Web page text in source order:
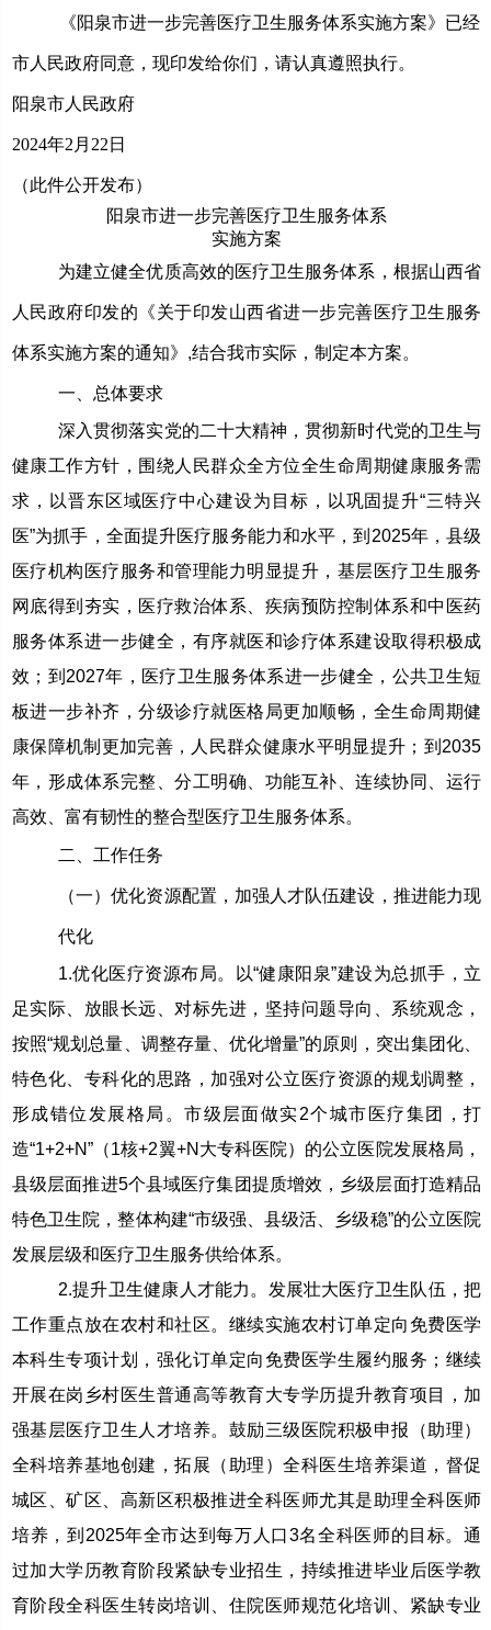
《阳泉市进一步完善医疗卫生服务体系实施方案》已经
市人民政府同意，现印发给你们，请认真遵照执行。
阳泉市人民政府
2024年2月22日
（此件公开发布）
阳泉市进一步完善医疗卫生服务体系
实施方案
为建立健全优质高效的医疗卫生服务体系，根据山西省
人民政府印发的《关于印发山西省进一步完善医疗卫生服务
体系实施方案的通知》,结合我市实际，制定本方案。
一、总体要求
深入贯彻落实党的二十大精神，贯彻新时代党的卫生与
健康工作方针，围绕人民群众全方位全生命周期健康服务需
求，以晋东区域医疗中心建设为目标，以巩固提升“三特兴
医”为抓手，全面提升医疗服务能力和水平，到2025年，县级
医疗机构医疗服务和管理能力明显提升，基层医疗卫生服务
网底得到夯实，医疗救治体系、疾病预防控制体系和中医药
服务体系进一步健全，有序就医和诊疗体系建设取得积极成
效；到2027年，医疗卫生服务体系进一步健全，公共卫生短
板进一步补齐，分级诊疗就医格局更加顺畅，全生命周期健
康保障机制更加完善，人民群众健康水平明显提升；到2035
年，形成体系完整、分工明确、功能互补、连续协同、运行
高效、富有韧性的整合型医疗卫生服务体系。
二、工作任务
（一）优化资源配置，加强人才队伍建设，推进能力现
代化
1.优化医疗资源布局。以“健康阳泉”建设为总抓手，立
足实际、放眼长远、对标先进，坚持问题导向、系统观念，
按照“规划总量、调整存量、优化增量”的原则，突出集团化、
特色化、专科化的思路，加强对公立医疗资源的规划调整，
形成错位发展格局。市级层面做实2个城市医疗集团，打
造“1+2+N”（1核+2翼+N大专科医院）的公立医院发展格局，
县级层面推进5个县域医疗集团提质增效，乡级层面打造精品
特色卫生院，整体构建“市级强、县级活、乡级稳”的公立医院
发展层级和医疗卫生服务供给体系。
2.提升卫生健康人才能力。发展壮大医疗卫生队伍，把
工作重点放在农村和社区。继续实施农村订单定向免费医学
本科生专项计划，强化订单定向免费医学生履约服务；继续
开展在岗乡村医生普通高等教育大专学历提升教育项目，加
强基层医疗卫生人才培养。鼓励三级医院积极申报（助理）
全科培养基地创建，拓展（助理）全科医生培养渠道，督促
城区、矿区、高新区积极推进全科医师尤其是助理全科医师
培养，到2025年全市达到每万人口3名全科医师的目标。通
过加大学历教育阶段紧缺专业招生，持续推进毕业后医学教
育阶段全科医生转岗培训、住院医师规范化培训、紧缺专业